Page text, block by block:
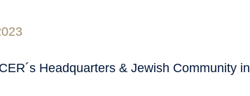
Headquarters & Jewish Community in